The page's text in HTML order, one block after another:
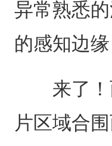
异常熟悉
的感知边缘
来了！而
片区域合围